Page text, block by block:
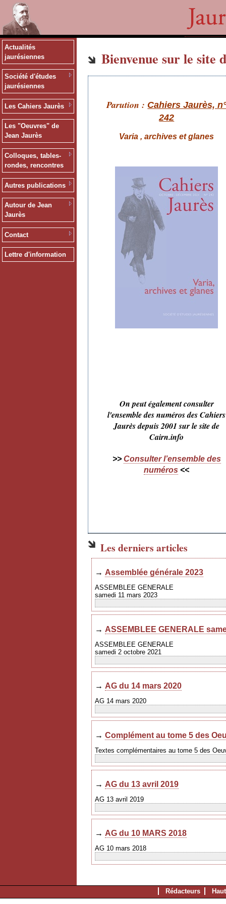
Actualités
jaurésiennes
Société d'études
jaurésiennes
Les Cahiers Jaurès
Les "Oeuvres" de
Jean Jaurès
Colloques, tables-
rondes, rencontres
Autres publications
Autour de Jean
Jaurès
Contact
Lettre d'information
Bienvenue sur le site
Parution : Cahiers Jaurès,
242
Varia , archives et glanes
On peut également consulter
l'ensemble des numéros des Cahiers
Jaurès depuis 2001 sur le site de
Cairn.info
>> Consulter l’ensemble des
numéros <<
Les derniers articles
→ Assemblée générale 2023
ASSEMBLEE GENERALE
samedi 11 mars 2023
→ ASSEMBLEE GENERALE
ASSEMBLEE GENERALE
samedi 2 octobre 2021
→ AG du 14 mars 2020
AG 14 mars 2020
→ Complément au tome 5 des
Textes complémentaires au tome 5 des
→ AG du 13 avril 2019
AG 13 avril 2019
→ AG du 10 MARS 2018
AG 10 mars 2018
Rédacteurs